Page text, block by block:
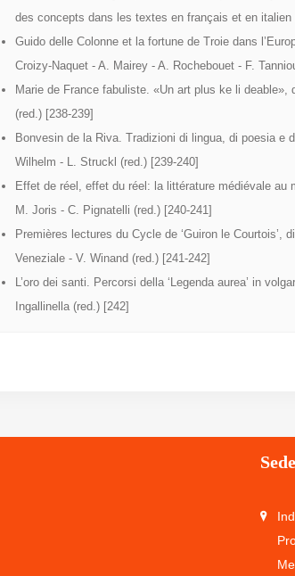
des concepts dans les textes en français et en italien
Guido delle Colonne et la fortune de Troie dans
Croizy-Naquet - A. Mairey - A. Rochebouet - F.
Marie de France fabuliste. «Un art plus ke li deable»,
(red.) [238-239]
Bonvesin de la Riva. Tradizioni di lingua, di poesia e
Wilhelm - L. Struckl (red.) [239-240]
Effet de réel, effet du réel: la littérature médiévale au
M. Joris - C. Pignatelli (red.) [240-241]
Premières lectures du Cycle de ‘Guiron le Courtois’,
Veneziale - V. Winand (red.) [241-242]
L’oro dei santi. Percorsi della ‘Legenda aurea’ in
Ingallinella (red.) [242]
Sede